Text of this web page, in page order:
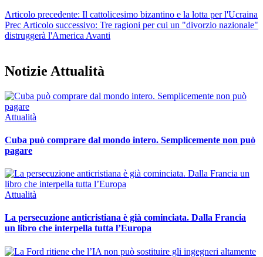
Articolo precedente: Il cattolicesimo bizantino e la lotta per l'Ucraina
Prec Articolo successivo: Tre ragioni per cui un "divorzio nazionale"
distruggerà l'America Avanti
Notizie Attualità
Attualità
Cuba può comprare dal mondo intero. Semplicemente non può
pagare
Attualità
La persecuzione anticristiana è già cominciata. Dalla Francia
un libro che interpella tutta l’Europa